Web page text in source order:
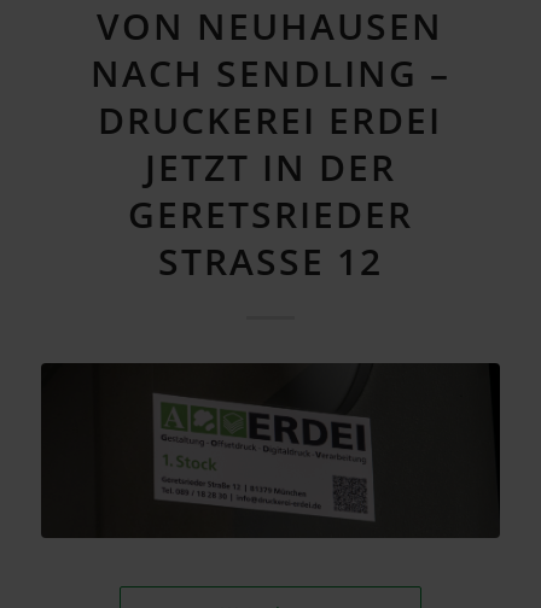
VON NEUHAUSEN
NACH SENDLING –
DRUCKEREI ERDEI
JETZT IN DER
GERETSRIEDER
STRASSE 12